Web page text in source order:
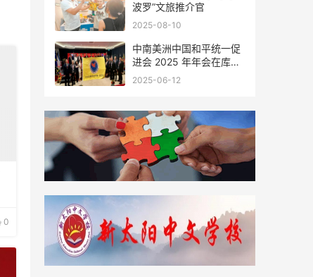
0
波罗”文旅推介官
2025-08-10
中南美洲中国和平统一促
进会 2025 年年会在库拉
索圆满举行，共绘反“独”
2025-06-12